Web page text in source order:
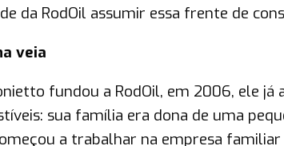
da RodOil assumir essa frente de
veia
fundou a RodOil, em 2006, ele
sua família era dona de uma
a trabalhar na empresa familiar